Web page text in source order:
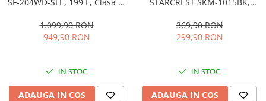
Termostat Ajustabil, Usi
reversibile, H 143 cm, Argintiu
1.099,90 RON
949,90 RON
IN STOC
ADAUGA IN COS
Accesorii, 10 Viteze + Pulse,
Negru
369,90 RON
299,90 RON
IN STOC
ADAUGA IN COS